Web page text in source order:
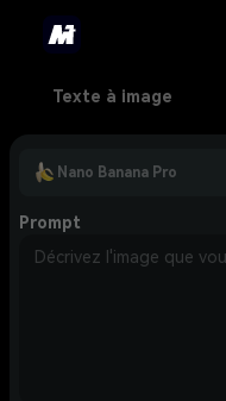
Texte à image
Nano Banana Pro
Prompt